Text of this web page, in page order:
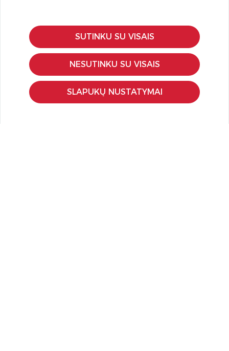
KLIENTŲ APTARNAVIMAS
Pirkimo – pardavimo taisyklės
Pristatymas ir grąžinimas
Apmokėjimo būdai
Kokybės ir saugumo standartai
Privatumo taisyklės
SUTINKU SU VISAIS
NESUTINKU SU VISAIS
SLAPUKŲ NUSTATYMAI